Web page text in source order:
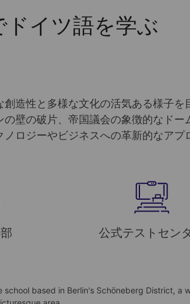
イツ語を学ぶ
創造性と多様な文化の活気ある様子
の壁の破片、帝国議会の象徴的なド
ノロジーやビジネスへの革新的なアプ
公式テストセン
school based in Berlin's Schöneberg District, a